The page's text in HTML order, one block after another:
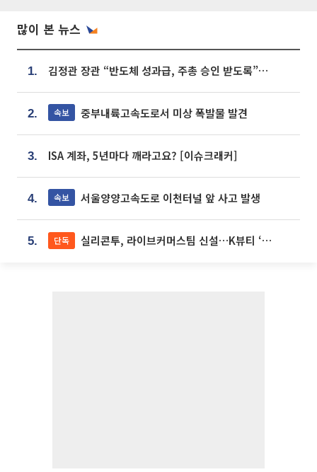
많이 본 뉴스
1. 김정관 장관 “반도체 성과급, 주총 승인 받도록”…상법·자본시장법 개정 시사
2. 속보 중부내륙고속도로서 미상 폭발물 발견
3. ISA 계좌, 5년마다 깨라고요? [이슈크래커]
4. 속보 서울양양고속도로 이천터널 앞 사고 발생
5. 단독 실리콘투, 라이브커머스팀 신설…K뷰티 ‘글로벌 판매망’ 확대[K뷰티 라방戰]